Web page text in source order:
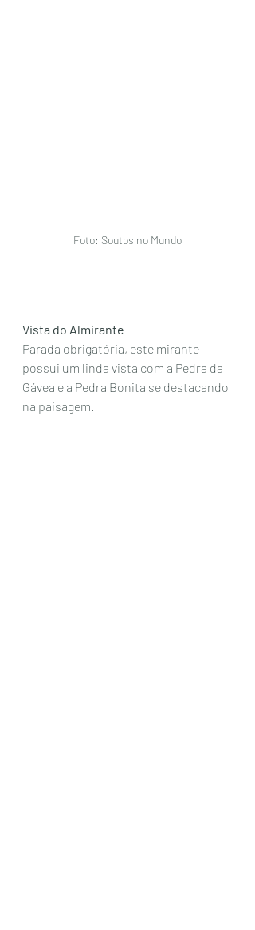
Foto: Soutos no Mundo
Vista do Almirante
Parada obrigatória, este mirante
possui um linda vista com a Pedra da
Gávea e a Pedra Bonita se destacando
na paisagem.